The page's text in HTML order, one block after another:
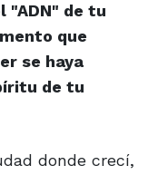
"ADN" de tu
que
se haya
de tu
donde crecí,